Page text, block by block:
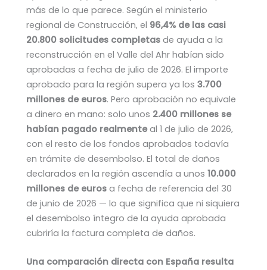
más de lo que parece. Según el ministerio
regional de Construcción, el 96,4% de las casi
20.800 solicitudes completas de ayuda a la
reconstrucción en el Valle del Ahr habían sido
aprobadas a fecha de julio de 2026. El importe
aprobado para la región supera ya los 3.700
millones de euros. Pero aprobación no equivale
a dinero en mano: solo unos 2.400 millones se
habían pagado realmenteal 1 de julio de 2026,
con el resto de los fondos aprobados todavía
en trámite de desembolso. El total de daños
declarados en la región ascendía a unos 10.000
millones de euros a fecha de referencia del 30
de junio de 2026 — lo que significa que ni siquiera
el desembolso íntegro de la ayuda aprobada
cubriría la factura completa de daños.
Una comparación directa con España resulta